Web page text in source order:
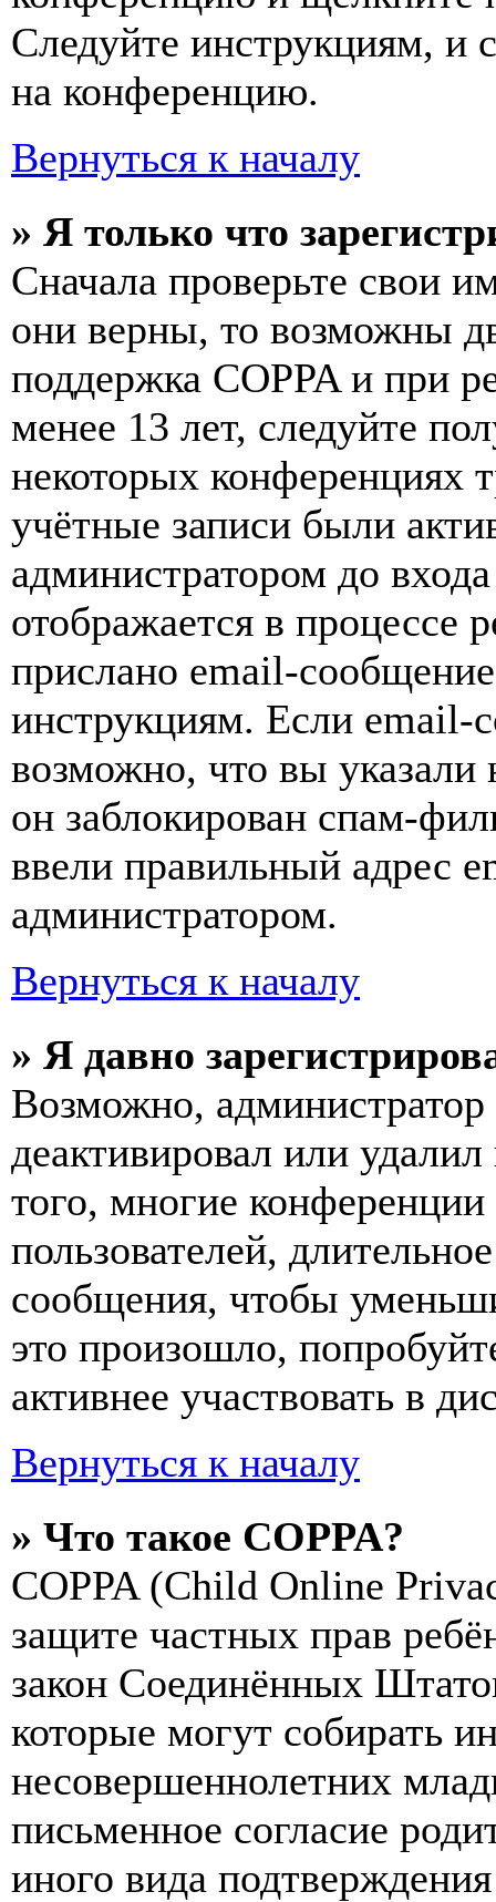
Следуйте инструкциям, и
на конференцию.
Вернуться к началу
» Я только что
Сначала проверьте свои
они верны, то возможны
поддержка COPPA и при
менее 13 лет, следуйте
некоторых конференциях
учётные записи были
администратором до
отображается в процессе
прислано email-
инструкциям. Если email-
возможно, что вы
он заблокирован спам-
ввели правильный адрес
администратором.
Вернуться к началу
» Я давно
Возможно,
деактивировал или
того, многие
пользователей,
сообщения, чтобы
это произошло,
активнее участвовать в
Вернуться к началу
» Что такое COPPA?
COPPA (Child Online
защите частных прав
закон Соединённых
которые могут собирать
несовершеннолетних
письменное согласие
иного вида